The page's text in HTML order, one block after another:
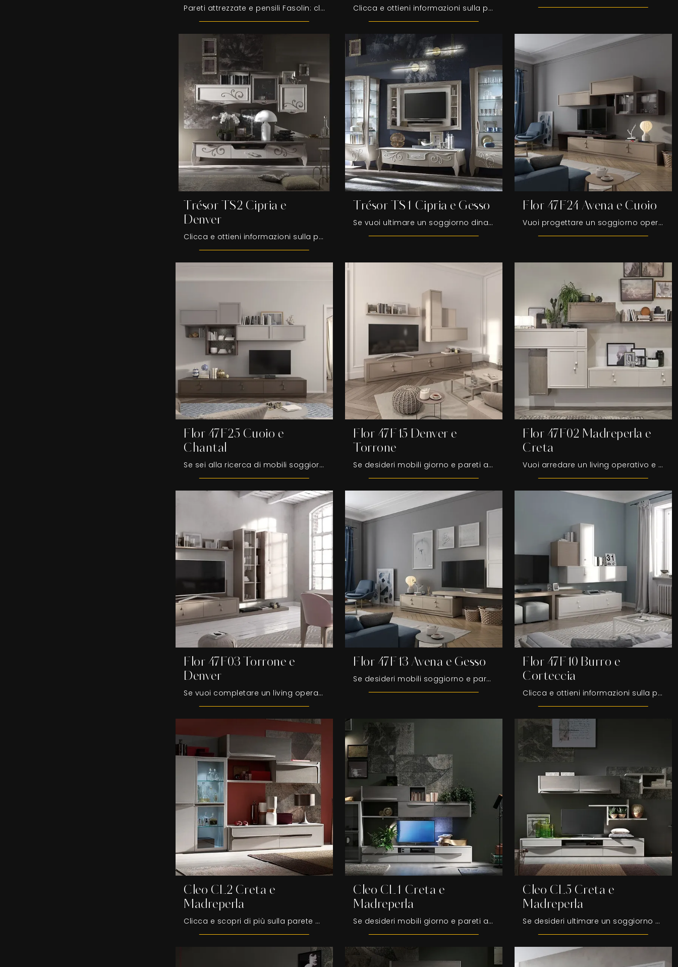
Pareti attrezzate e pensili Fasolin: clicca e scopri il modello Desi 67D08 Madreperla e Creta e potrai impreziosire stanze moderne di ogni tipo. Clicca e ottieni informazioni sulla parete attrezzata Desi 67D05 Madreperla e Bianco Puro dell'azienda Fasolin: è la soluzione dalle linee moderne ...
Trésor TS2 Cipria e
Denver
Clicca e ottieni informazioni sulla parete attrezzata Trésor TS2 Cipria e Denver della marca Fasolin: è la soluzione dalle linee classiche ideale per ...
Trésor TS1 Cipria e Gesso
Se vuoi ultimare un soggiorno dinamico e operativo dalle linee classiche, ti offriamo la parete attrezzata Trésor TS1 Cipria e Gesso Fasolin.
Flor 47F24 Avena e Cuoio
Vuoi progettare un soggiorno operativo e pratico? Ti offriamo la parete attrezzata Flor 47F24 Avena e Cuoio Fasolin dalle forme decise moderne.
Flor 47F25 Cuoio e
Chantal
Se sei alla ricerca di mobili soggiorno e pareti attrezzate moderne, prediligi il modello Flor 47F25 Cuoio e Chantal di Fasolin: clicca e ottieni ...
Flor 47F15 Denver e
Torrone
Se desideri mobili giorno e pareti attrezzate moderne, opta per il modello Flor 47F15 Denver e Torrone di Fasolin: clicca e ottieni informazioni!
Flor 47F02 Madreperla e
Creta
Vuoi arredare un living operativo e pratico? Ti presentiamo la parete attrezzata Flor 47F02 Madreperla e Creta Fasolin dalle forme decise moderne.
Flor 47F03 Torrone e
Denver
Se vuoi completare un living operativo e pratico dalle linee moderne, ti offriamo la parete attrezzata Flor 47F03 Torrone e Denver Fasolin.
Flor 47F13 Avena e Gesso
Se desideri mobili soggiorno e pareti attrezzate moderne, opta per il modello Flor 47F13 Avena e Gesso di Fasolin: clicca e ottieni informazioni!
Flor 47F10 Burro e
Corteccia
Clicca e ottieni informazioni sulla parete attrezzata Flor 47F10 Burro e Corteccia dell'azienda Fasolin: è la soluzione dalle linee moderne ideale ...
Cleo CL2 Creta e
Madreperla
Clicca e scopri di più sulla parete attrezzata Cleo CL2 Creta e Madreperla del marchio Fasolin: è la soluzione dalle linee moderne perfetta per te.
Cleo CL1 Creta e
Madreperla
Se desideri mobili giorno e pareti attrezzate moderne, scegli il modello Cleo CL1 Creta e Madreperla di Fasolin: clicca e scopri di più!
Cleo CL5 Creta e
Madreperla
Se desideri ultimare un soggiorno dinamico e operativo dalle linee moderne, ti presentiamo la parete attrezzata Cleo CL5 Creta e Madreperla Fasolin.